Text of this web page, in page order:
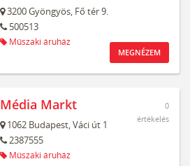
3200Gyöngyös, Fő tér 9.
500513
Műszaki áruház
MEGNÉZEM
Média Markt
1062 Budapest,Váci út 1
2387555
Műszaki áruház
0
értékelés